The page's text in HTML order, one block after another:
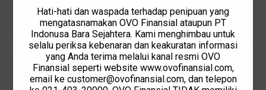
Hati-hati dan waspada terhadap penipuan yang
mengatasnamakan OVO Finansial ataupun PT
Indonusa Bara Sejahtera. Kami menghimbau untuk
selalu periksa kebenaran dan keakuratan informasi
yang Anda terima melalui kanal resmi OVO
Finansial seperti website www.ovofinansial.com,
email ke customer@ovofinansial.com, dan telepon
semuanya cukup oke. Secara keseluruhan setelah berkas
lengkap dan agreement ditandatangani, sudah cukup bagus.
PT Digital Truk Indonesia
Logistics